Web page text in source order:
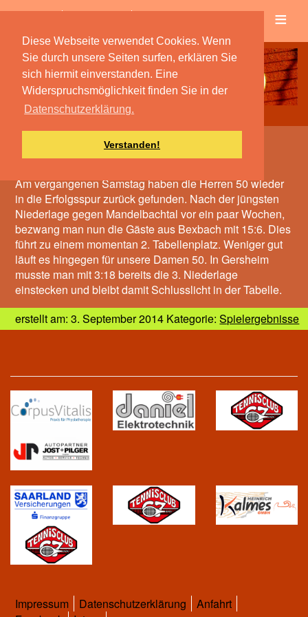
Diese Webseite verwendet Cookies. Wenn
Sie durch unsere Seiten surfen, erklären Sie
sich hiermit einverstanden. Eine
Widerspruchsmöglichkeit finden Sie in der
Datenschutzerklärung.
Verstanden!
≡
50:50
Am vergangenen Samstag haben die Herren 50 wieder
in die Erfolgsspur zurück gefunden. Nach der jüngsten
Niederlage gegen Mandelbachtal vor ein paar Wochen,
bezwang man nun die Gäste aus Bexbach mit 15:6. Dies
führt zu einem momentan 2. Tabellenplatz. Weniger gut
läuft es hingegen für unsere Damen 50. In Gersheim
musste man mit 3:18 bereits die 3. Niederlage
einstecken und bleibt damit Schlusslicht in der Tabelle.
erstellt am: 3. September 2014 Kategorie:Spielergebnisse
Impressum Datenschutzerklärung
Anfahrt